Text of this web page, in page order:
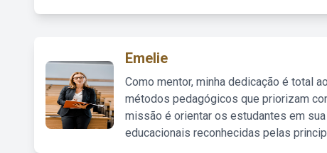
Emelie
Como mentor, minha dedicação é total
métodos pedagógicos que priorizam
missão é orientar os estudantes em
educacionais reconhecidas pelas